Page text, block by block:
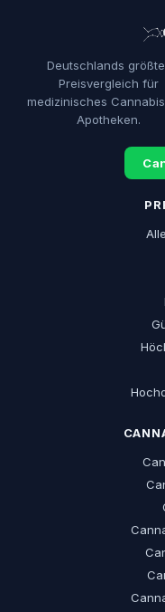
Deutschlands
Preisvergleich für
medizinisches
Apotheken.